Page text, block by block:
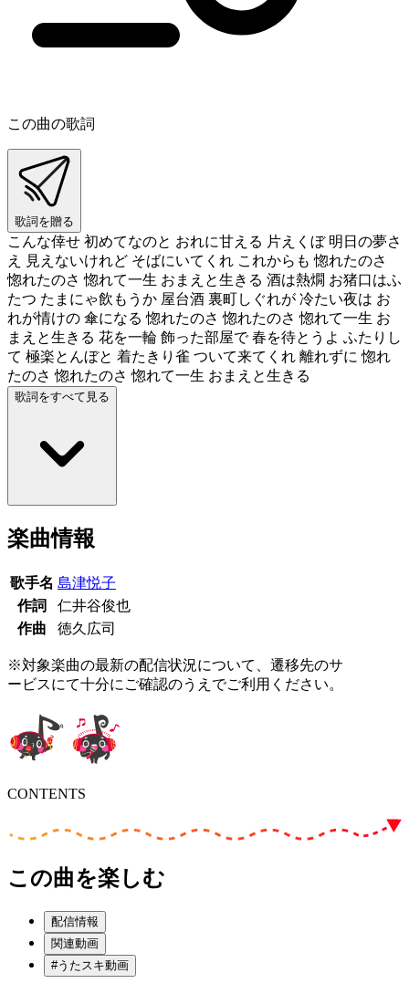
この曲の歌詞
歌詞を贈る
こんな倖せ 初めてなのと おれに甘える 片えくぼ 明日の夢さ
え 見えないけれど そばにいてくれ これからも 惚れたのさ
惚れたのさ 惚れて一生 おまえと生きる 酒は熱燗 お猪口はふ
たつ たまにゃ飲もうか 屋台酒 裏町しぐれが 冷たい夜は お
れが情けの 傘になる 惚れたのさ 惚れたのさ 惚れて一生 お
まえと生きる 花を一輪 飾った部屋で 春を待とうよ ふたりし
て 極楽とんぼと 着たきり雀 ついて来てくれ 離れずに 惚れ
たのさ 惚れたのさ 惚れて一生 おまえと生きる
歌詞をすべて見る
楽曲情報
歌手名 島津悦子
作詞
仁井谷俊也
作曲
徳久広司
※対象楽曲の最新の配信状況について、遷移先のサ
ービスにて十分にご確認のうえでご利用ください。
CONTENTS
この曲を楽しむ
配信情報
関連動画
#うたスキ動画